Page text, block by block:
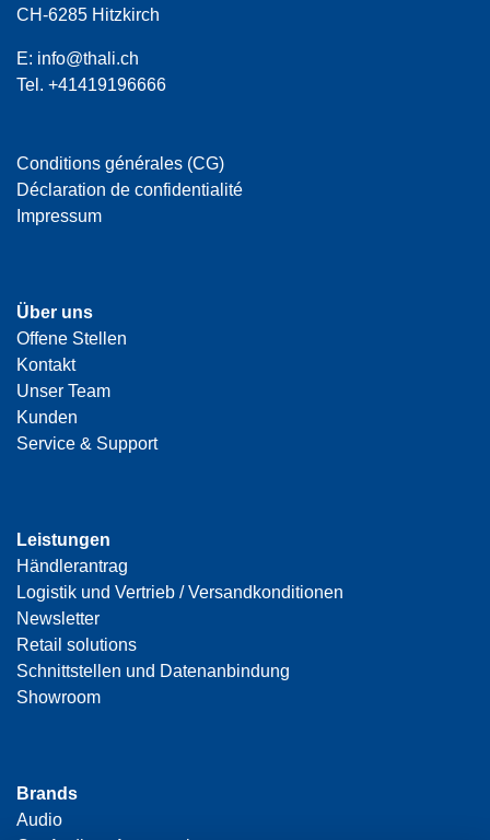
CH-6285 Hitzkirch
E: info@thali.ch
Tel. +41419196666
Conditions générales (CG)
Déclaration de confidentialité
Impressum
Über uns
Offene Stellen
Kontakt
Unser Team
Kunden
Service & Support
Leistungen
Händlerantrag
Logistik und Vertrieb / Versandkonditionen
Newsletter
Retail solutions
Schnittstellen und Datenanbindung
Showroom
Brands
Audio